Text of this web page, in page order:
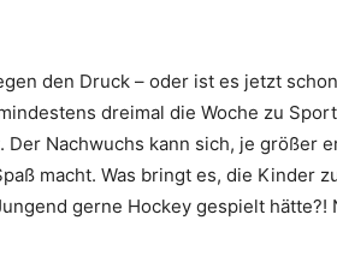
den Druck – oder ist es jetzt
dreimal die Woche zu
Nachwuchs kann sich, je größer
macht. Was bringt es, die Kinder
gerne Hockey gespielt hätte?!